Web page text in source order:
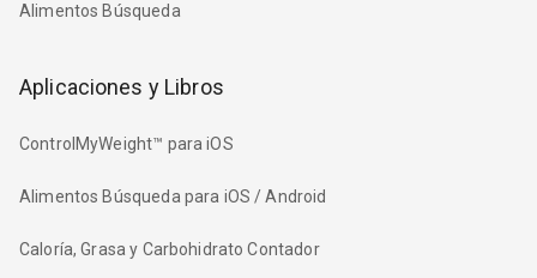
Alimentos Búsqueda
Aplicaciones y Libros
ControlMyWeight™ para iOS
Alimentos Búsqueda para iOS / Android
Caloría, Grasa y Carbohidrato Contador